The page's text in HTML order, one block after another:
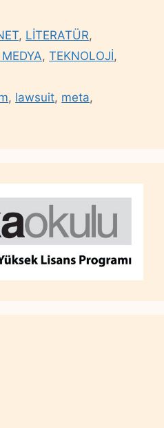
, LİTERATÜR,
, TEKNOLOJİ,
, lawsuit, meta,